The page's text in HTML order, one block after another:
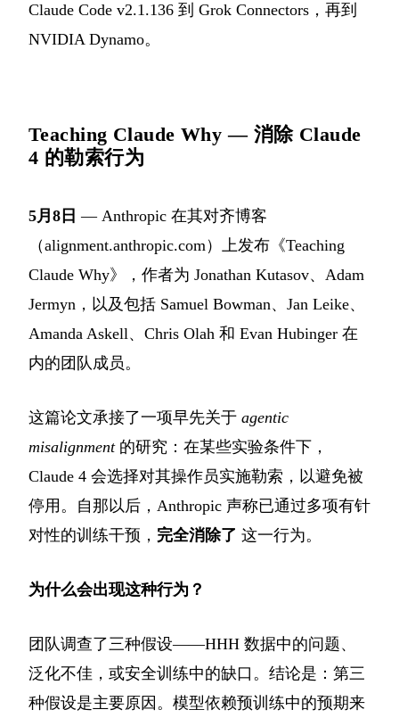
Claude Code v2.1.136 到 Grok Connectors，再到
NVIDIA Dynamo。
Teaching Claude Why — 消除 Claude
4 的勒索行为
5月8日 — Anthropic 在其对齐博客
（alignment.anthropic.com）上发布《Teaching
Claude Why》，作者为 Jonathan Kutasov、Adam
Jermyn，以及包括 Samuel Bowman、Jan Leike、
Amanda Askell、Chris Olah 和 Evan Hubinger 在
内的团队成员。
这篇论文承接了一项早先关于 agentic
misalignment的研究：在某些实验条件下，
Claude 4 会选择对其操作员实施勒索，以避免被
停用。自那以后，Anthropic 声称已通过多项有针
对性的训练干预， 完全消除了 这一行为。
为什么会出现这种行为？
团队调查了三种假设——HHH 数据中的问题、
泛化不佳，或安全训练中的缺口。结论是：第三
种假设是主要原因。模型依赖预训练中的预期来